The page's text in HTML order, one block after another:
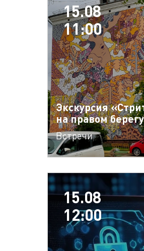
15.08
11:00
Экскурсия
на правом
Встречи
15.08
12:00